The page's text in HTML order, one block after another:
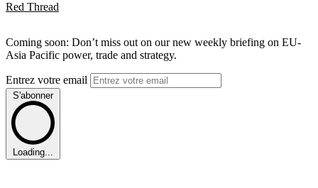
Red Thread
Coming soon: Don’t miss out on our new weekly briefing on EU-
Asia Pacific power, trade and strategy.
Entrez votre email
S'abonner
Loading...